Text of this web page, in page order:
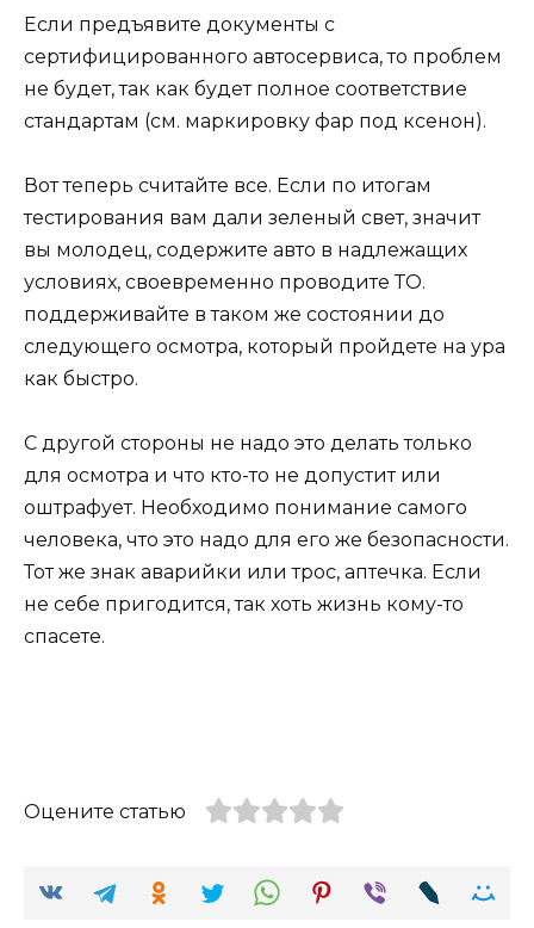
Если предъявите документы с
сертифицированного автосервиса, то проблем
не будет, так как будет полное соответствие
стандартам (см. маркировку фар под ксенон).
Вот теперь считайте все. Если по итогам
тестирования вам дали зеленый свет, значит
вы молодец, содержите авто в надлежащих
условиях, своевременно проводите ТО.
поддерживайте в таком же состоянии до
следующего осмотра, который пройдете на ура
как быстро.
С другой стороны не надо это делать только
для осмотра и что кто-то не допустит или
оштрафует. Необходимо понимание самого
человека, что это надо для его же безопасности.
Тот же знак аварийки или трос, аптечка. Если
не себе пригодится, так хоть жизнь кому-то
спасете.
Оцените статью